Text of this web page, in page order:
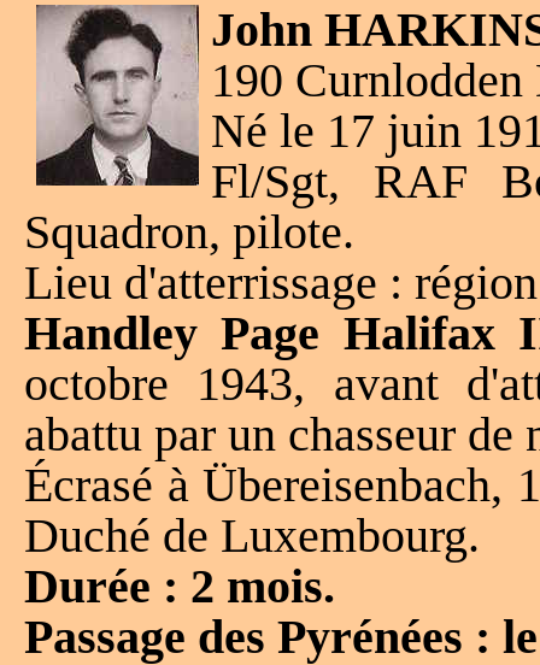
John
190
Né le 17 juin
Fl/Sgt, RAF
Squadron, pilote.
Lieu d'atterrissage :
Handley Page Halifax
octobre 1943, avant
abattu par un chasseur de
Écrasé à
Duché de Luxembourg.
Durée : 2 mois.
Passage des Pyrénées :